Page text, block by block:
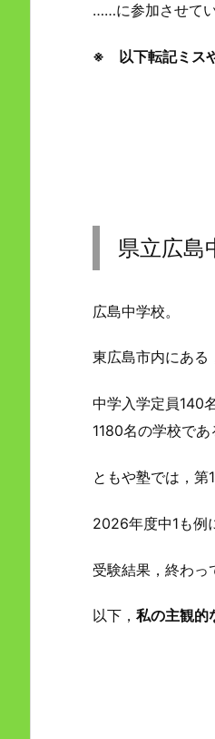
……に参加させてい
※ 以下転記ミスや
県立広島
広島中学校。
東広島市内にある
中学入学定員140
1180名の学校であ
ともや塾では，第
2026年度中1も例
受験結果，終わっ
以下， 私の主観的